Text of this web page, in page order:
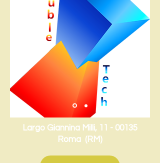
Largo Giannina Milli, 11 - 00135
Roma (RM)